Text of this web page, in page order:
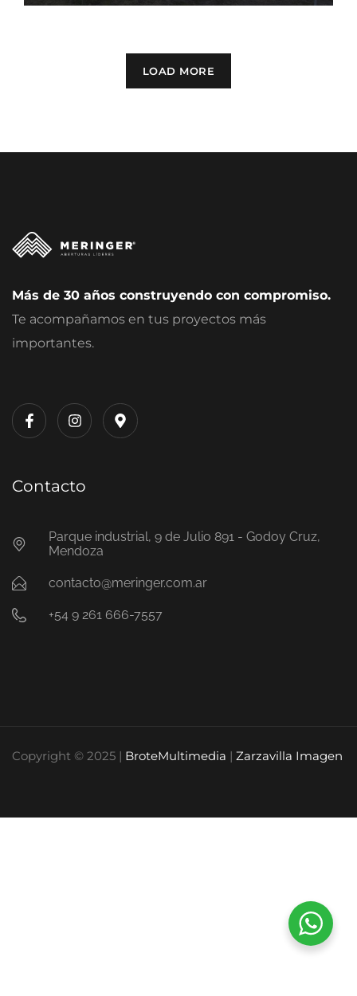
LOAD MORE
Más de 30 años construyendo con compromiso.
Te acompañamos en tus proyectos más
importantes.
Contacto
Parque industrial, 9 de Julio 891 - Godoy Cruz,
Mendoza
contacto@meringer.com.ar
+54 9 261 666-7557
Copyright © 2025 | BroteMultimedia | Zarzavilla Imagen